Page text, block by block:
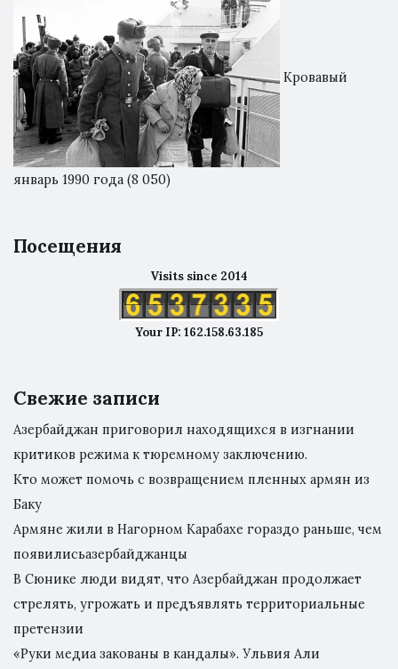
Кровавый
январь 1990 года (8 050)
Посещения
Visits since 2014
Your IP: 162.158.63.185
Свежие записи
Азербайджан приговорил находящихся в изгнании
критиков режима к тюремному заключению.
Кто может помочь с возвращением пленных армян из
Баку
Армяне жили в Нагорном Карабахе гораздо раньше, чем
появилисьазербайджанцы
В Сюнике люди видят, что Азербайджан продолжает
стрелять, угрожать и предъявлять территориальные
претензии
«Руки медиа закованы в кандалы». Ульвия Али